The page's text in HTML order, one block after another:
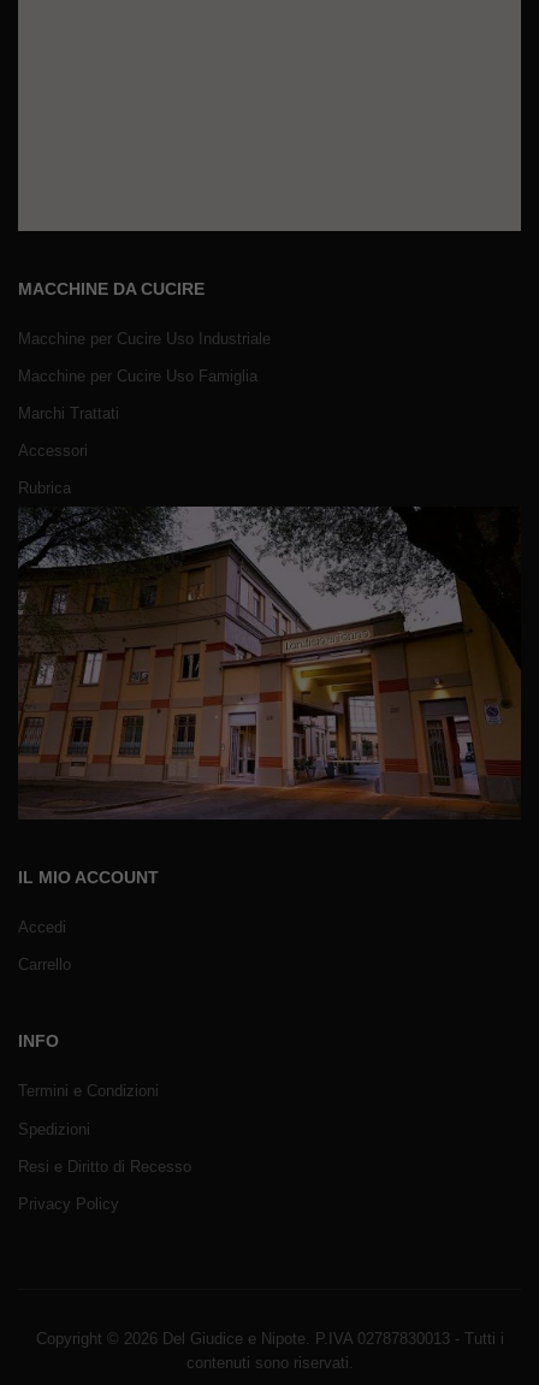
MACCHINE DA CUCIRE
Macchine per Cucire Uso Industriale
Macchine per Cucire Uso Famiglia
Marchi Trattati
Accessori
Rubrica
IL MIO ACCOUNT
Accedi
Carrello
INFO
Termini e Condizioni
Spedizioni
Resi e Diritto di Recesso
Privacy Policy
Copyright © 2026 Del Giudice e Nipote. P.IVA 02787830013 - Tutti i
contenuti sono riservati.